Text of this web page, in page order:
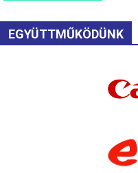
EGYÜTTMŰKÖDÜNK